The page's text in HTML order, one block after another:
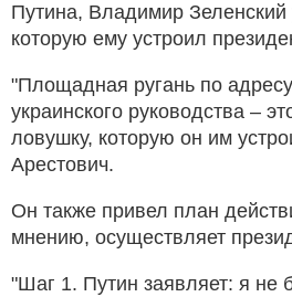
Путина, Владимир Зеленский
которую ему устроил
"Площадная ругань по
украинского руководства –
ловушку, которую он им
Арестович.
Он также привел план
мнению, осуществляет
"Шаг 1. Путин заявляет: я не